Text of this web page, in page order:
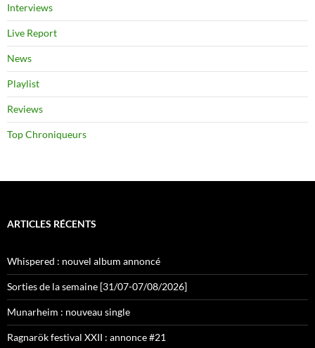
Interviews
Live Report
News
Playlist
Reviews
Top Chroniqueurs
ARTICLES RÉCENTS
Whispered : nouvel album annoncé
Sorties de la semaine [31/07-07/08/2026]
Munarheim : nouveau single
Ragnarök festival XXII : annonce #21